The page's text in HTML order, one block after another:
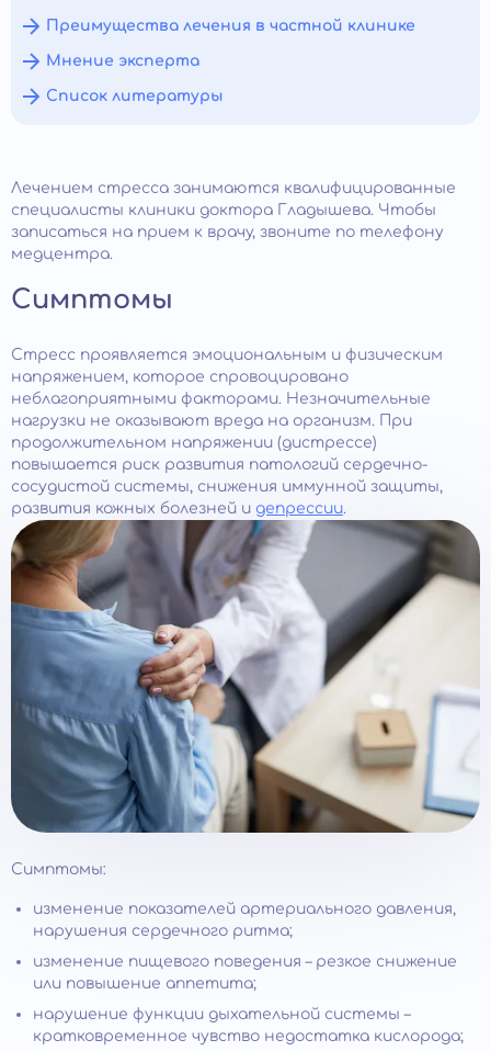
Преимущества лечения в частной клинике
Мнение эксперта
Список литературы
Лечением стресса занимаются квалифицированные
специалисты клиники доктора Гладышева. Чтобы
записаться на прием к врачу, звоните по телефону
медцентра.
Симптомы
Стресс проявляется эмоциональным и физическим
напряжением, которое спровоцировано
неблагоприятными факторами. Незначительные
нагрузки не оказывают вреда на организм. При
продолжительном напряжении (дистрессе)
повышается риск развития патологий сердечно-
сосудистой системы, снижения иммунной защиты,
развития кожных болезней и депрессии.
Симптомы:
изменение показателей артериального давления,
нарушения сердечного ритма;
изменение пищевого поведения – резкое снижение
или повышение аппетита;
нарушение функции дыхательной системы –
кратковременное чувство недостатка кислорода;